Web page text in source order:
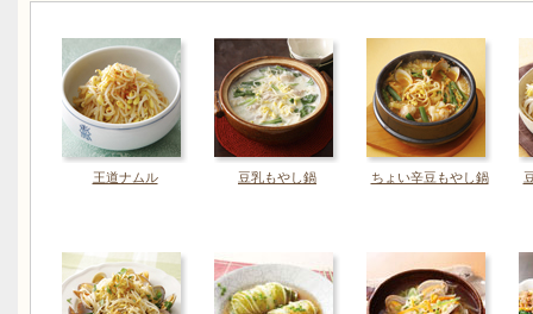
王道ナムル 豆乳もやし鍋 ちょい辛豆もやし鍋